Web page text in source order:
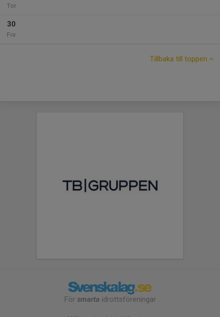
Tor
30
Fre
Tillbaka till toppen
För smarta idrottsföreningar